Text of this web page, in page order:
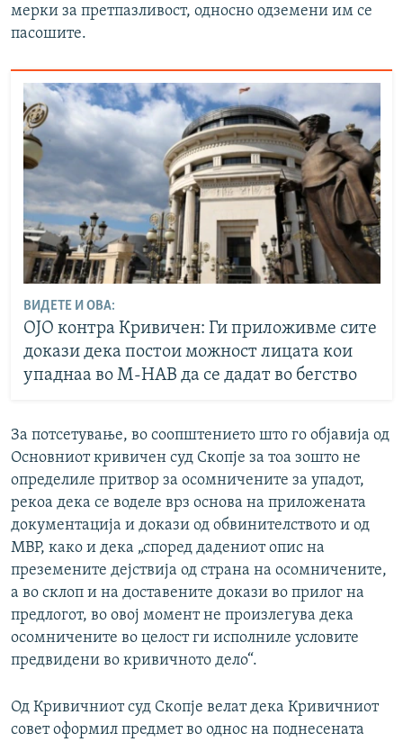
мерки за претпазливост, односно одземени им се
пасошите.
ВИДЕТЕ И ОВА:
ОЈО контра Кривичен: Ги приложивме сите
докази дека постои можност лицата кои
упаднаа во М-НАВ да се дадат во бегство
За потсетување, во соопштението што го објавија од
Основниот кривичен суд Скопје за тоа зошто не
определиле притвор за осомничените за упадот,
рекоа дека се воделе врз основа на приложената
документација и докази од обвинителството и од
МВР, како и дека „според дадениот опис на
преземените дејствија од страна на осомничените,
а во склоп и на доставените докази во прилог на
предлогот, во овој момент не произлегува дека
осомничените во целост ги исполниле условите
предвидени во кривичното дело“.
Од Кривичниот суд Скопје велат дека Кривичниот
совет оформил предмет во однос на поднесената